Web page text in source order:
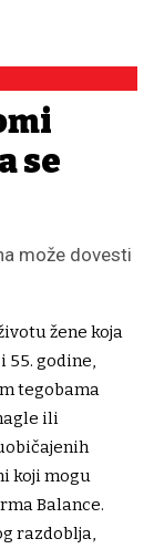
se
može dovesti
žene koja
55. godine,
tegobama
ili
koji mogu
Balance.
razdoblja,